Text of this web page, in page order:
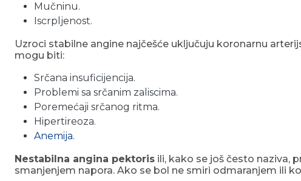
Mučninu.
Iscrpljenost.
Uzroci stabilne angine najčešće uključuju koronarnu
mogu biti:
Srčana insuficijencija.
Problemi sa srčanim zaliscima.
Poremećaji srčanog ritma.
Hipertireoza.
Anemija.
Nestabilna angina pektoris ili, kako se još često naziva,
smanjenjem napora. Ako se bol ne smiri odmaranjem ili